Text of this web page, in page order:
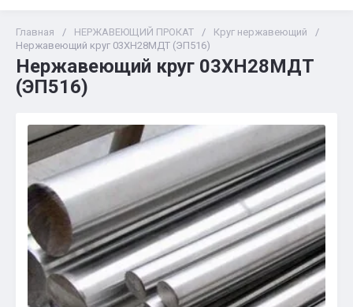
Главная / НЕРЖАВЕЮЩИЙ ПРОКАТ / Круг нержавеющий
/
Нержавеющий круг 03ХН28МДТ (ЭП516)
Нержавеющий круг 03ХН28МДТ
(ЭП516)